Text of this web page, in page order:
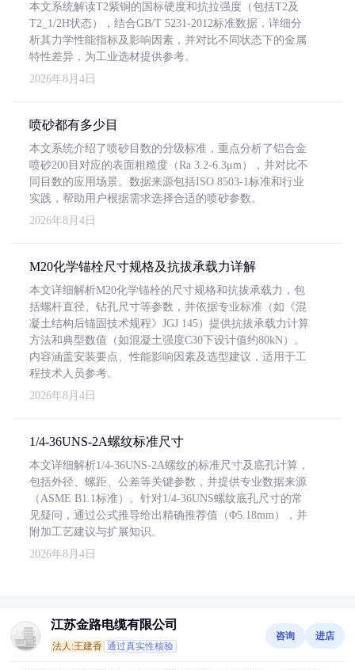
本文系统解读T2紫铜的国标硬度和抗拉强度（包括T2及
T2_1/2H状态），结合GB/T 5231-2012标准数据，详细分
析其力学性能指标及影响因素，并对比不同状态下的金属
特性差异，为工业选材提供参考。
2026年8月4日
喷砂都有多少目
本文系统介绍了喷砂目数的分级标准，重点分析了铝合金
喷砂200目对应的表面粗糙度（Ra 3.2-6.3μm），并对比不
同目数的应用场景。数据来源包括ISO 8503-1标准和行业
实践，帮助用户根据需求选择合适的喷砂参数。
2026年8月4日
M20化学锚栓尺寸规格及抗拔承载力详解
本文详细解析M20化学锚栓的尺寸规格和抗拔承载力，包
括螺杆直径、钻孔尺寸等参数，并依据专业标准（如《混
凝土结构后锚固技术规程》JGJ 145）提供抗拔承载力计算
方法和典型数值（如混凝土强度C30下设计值约80kN）。
内容涵盖安装要点、性能影响因素及选型建议，适用于工
程技术人员参考。
2026年8月4日
1/4-36UNS-2A螺纹标准尺寸
本文详细解析1/4-36UNS-2A螺纹的标准尺寸及底孔计算，
包括外径、螺距、公差等关键参数，并提供专业数据来源
（ASME B1.1标准）。针对1/4-36UNS螺纹底孔尺寸的常
见疑问，通过公式推导给出精确推荐值（Φ5.18mm），并
附加工艺建议与扩展知识。
2026年8月4日
江苏金路电缆有限公司
法人:王建香 通过真实性核验
咨询 进店